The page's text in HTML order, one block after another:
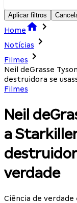
Aplicar filtros
Home
Notícias
Filmes
Neil deGrasse
destruidora se
Filmes
Neil
a
verdade
Ciência de verdade